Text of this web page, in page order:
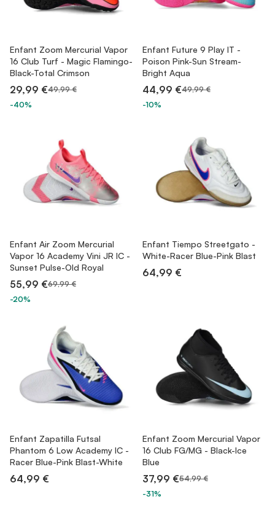
Enfant Zoom Mercurial Vapor
16 Club Turf - Magic Flamingo-
Black-Total Crimson
29,99 €49,99 €
-40%
Enfant Future 9 Play IT -
Poison Pink-Sun Stream-
Bright Aqua
44,99 €49,99 €
-10%
Enfant Air Zoom Mercurial
Vapor 16 Academy Vini JR IC -
Sunset Pulse-Old Royal
55,99 €69,99 €
-20%
Enfant Tiempo Streetgato -
White-Racer Blue-Pink Blast
64,99 €
Enfant Zapatilla Futsal
Phantom 6 Low Academy IC -
Racer Blue-Pink Blast-White
64,99 €
Enfant Zoom Mercurial Vapor
16 Club FG/MG - Black-Ice
Blue
37,99 €54,99 €
-31%